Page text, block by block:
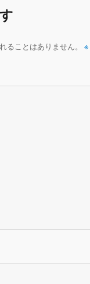
k
ることはありません。 ※